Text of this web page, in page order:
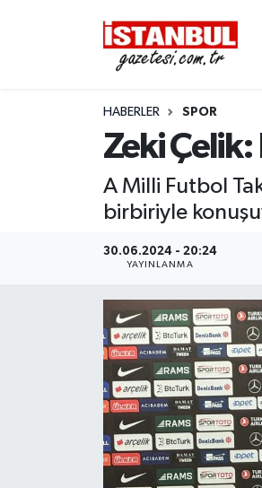
HABERLER SPOR
Zeki Çelik:
A Milli Futbol
birbiriyle
30.06.2024 - 20:24
YAYINLANMA
EKONOMİ
İSTANBUL
MAGAZİN
KÜLTÜR SANAT
SAĞLIK
BİLİM VE TEKNOLOJİ
OTOMOBİL
Nöbetçi Eczaneler
Hava Durumu
Trafik Durumu
Süper Lig Puan Durumu ve
Tüm Manşetler
Son Dakika Haberleri
Haber Arşivi